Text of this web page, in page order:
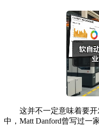
这并不一定意味着要开
中，Matt Danford曾写过一